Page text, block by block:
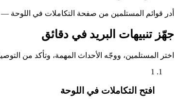
أدر قوائم المستلمين من صفحة التكاملات في اللوحة
جهّز تنبيهات البريد في دقائق
اختر المستلمين، ووجّه الأحداث المهمة، وتأكد من
1
افتح التكاملات في اللوحة